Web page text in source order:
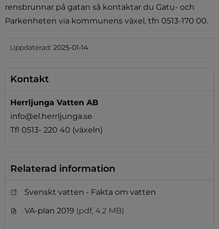
rensbrunnar på gatan så kontaktar du Gatu- och
Parkenheten via kommunens växel, tfn 0513-170 00.
Uppdaterad: 2025-01-14
Kontakt
Herrljunga Vatten AB
info@el.herrljunga.se
Tfl 0513- 220 40 (växeln)
Relaterad information
Svenskt vatten - Fakta om vatten
VA-plan 2019 (pdf, 4.2 MB)